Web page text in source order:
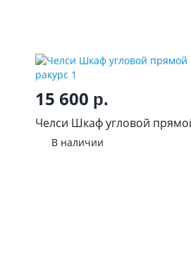
15 600 р.
Челси Шкаф угловой
В наличии